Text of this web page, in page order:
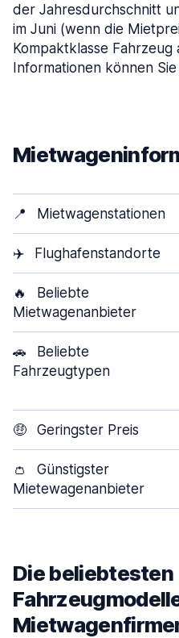
der Jahresdurchschnitt
im Juni (wenn die
Kompaktklasse
Informationen können
📍 Mietwagenstationen
✈️ Flughafenstandorte
🔥
Beliebte
Mietwagenanbieter
🚗
Beliebte
Fahrzeugtypen
🤑 Geringster Preis
👛
Günstigster
Mietewagenanbieter
Die beliebtesten